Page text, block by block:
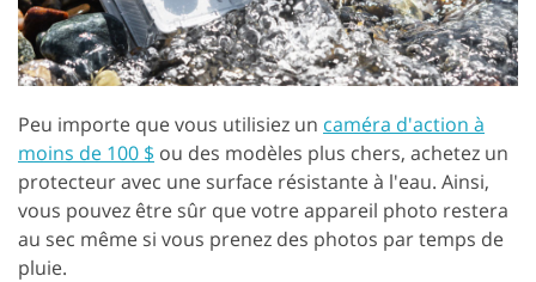
Peu importe que vous utilisiez un caméra d'action à
moins de 100 $ ou des modèles plus chers, achetez un
protecteur avec une surface résistante à l'eau. Ainsi,
vous pouvez être sûr que votre appareil photo restera
au sec même si vous prenez des photos par temps de
pluie.